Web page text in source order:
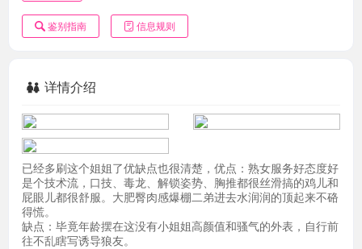
鉴别指南 信息规则
详情介绍
已经多刷这个姐姐了优缺点也很清楚，优点：熟女服务好态度好
是个技术流，口技、毒龙、解锁姿势、胸推都很丝滑搞的鸡儿和
屁眼儿都很舒服。大肥臀肉感爆棚二弟进去水润润的顶起来不硌
得慌。
缺点：毕竟年龄摆在这没有小姐姐高颜值和骚气的外表，自行前
往不乱瞎写诱导狼友。